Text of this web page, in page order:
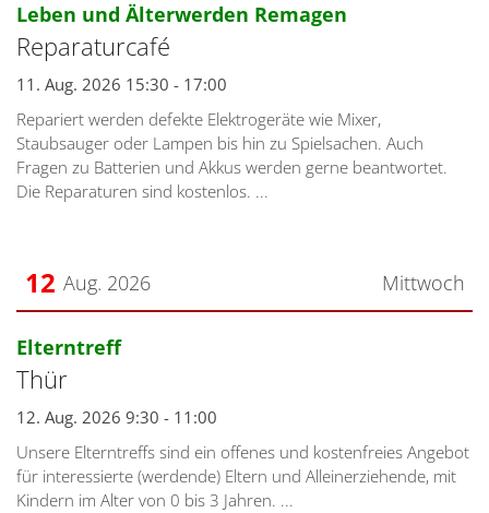
Leben und Älterwerden Remagen
Reparaturcafé
11. Aug. 2026 15:30 - 17:00
Repariert werden defekte Elektrogeräte wie Mixer,
Staubsauger oder Lampen bis hin zu Spielsachen. Auch
Fragen zu Batterien und Akkus werden gerne beantwortet.
Die Reparaturen sind kostenlos. ...
Mittwoch
12 Aug. 2026
Datum: 12. August 2026
Elterntreff:
Thür
12. Aug. 2026 9:30 - 11:00
Unsere Elterntreffs sind ein offenes und kostenfreies Angebot
für interessierte (werdende) Eltern und Alleinerziehende, mit
Kindern im Alter von 0 bis 3 Jahren. ...